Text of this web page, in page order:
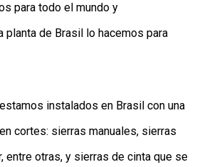
para todo el mundo y
planta de Brasil lo hacemos para
instalados en Brasil con una
cortes: sierras manuales, sierras
entre otras, y sierras de cinta que se